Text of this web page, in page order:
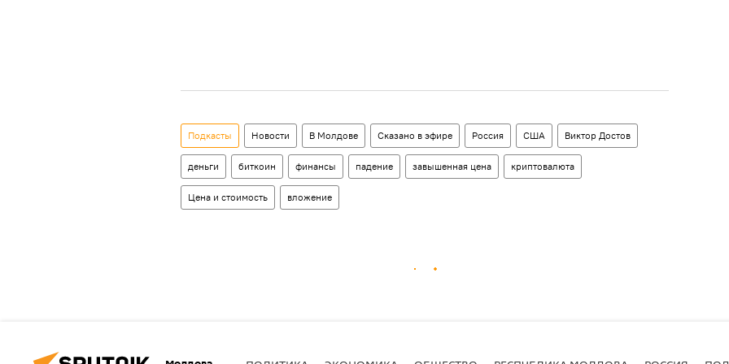
Подкасты Новости В Молдове Сказано в эфире Россия США Виктор Достов
деньги биткоин финансы падение завышенная цена криптовалюта
Цена и стоимость вложение